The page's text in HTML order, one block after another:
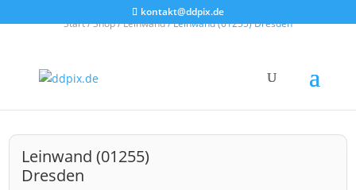
kontakt@ddpix.de
Start/Shop/Leinwand/ Leinwand (01255) Dresden
Leinwand (01255)
Dresden